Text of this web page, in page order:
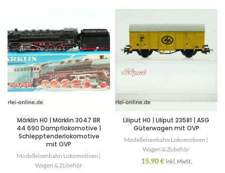
Märklin H0 | Märklin 3047 BR
44 690 Dampflokomotive |
Schlepptenderlokomotive
mit OVP
Modelleisenbahn Lokomotiven |
Wagen & Zubehör
Liliput H0 | Liliput 23581 | ASG
Güterwagen mit OVP
Modelleisenbahn Lokomotiven |
Wagen & Zubehör
15,90€ inkl. MwSt.